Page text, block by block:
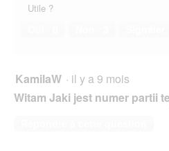
Utile ?
KamilaW · il y a 9 mois
Witam Jaki jest numer partii